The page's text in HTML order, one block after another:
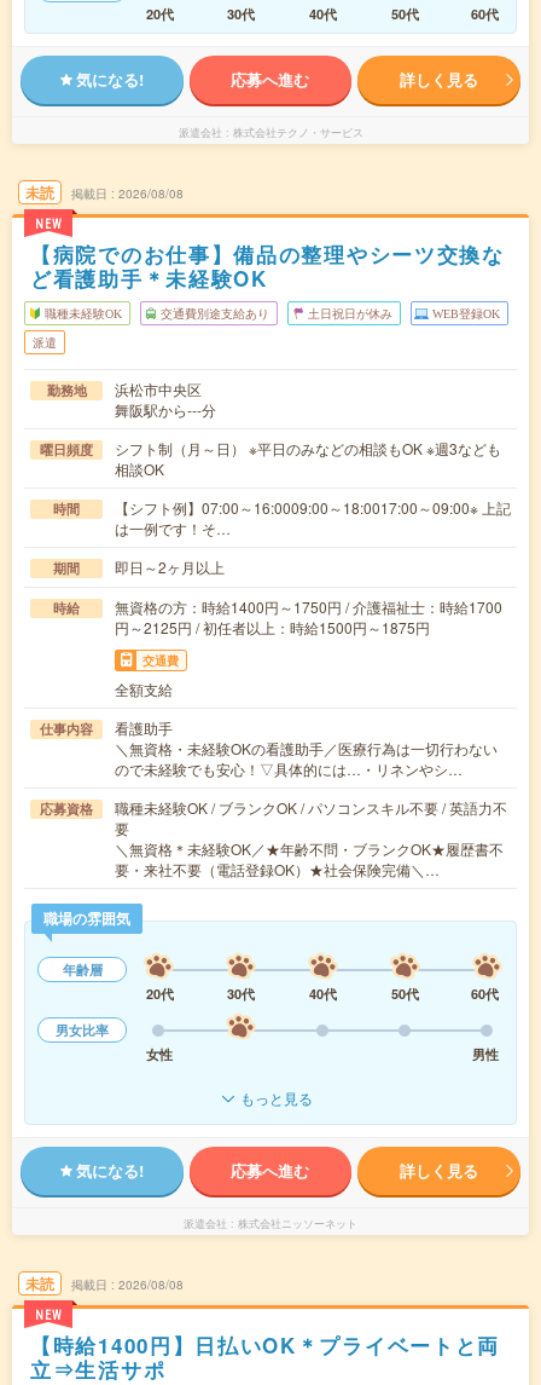
20代
30代 40代 50代 60代
気になる! 応募へ進む 詳しく見る
派遣会社 株式会社テクノ・サービス
未読
NEW
掲載日 2026/08/08
【病院でのお仕事】備品の整理やシーツ交換な
ど看護助手＊未経験OK
職種未経験OK 交通費別途支給あり 土日祝日が休み WEB登録OK
派遣
勤務地
浜松市中央区
舞阪駅から---分
曜日頻度
シフト制（月～日） ※平日のみなどの相談もOK ※週3なども
相談OK
時間
【シフト例】07:00～16:0009:00～18:0017:00～09:00※ 上記
は一例です！そ…
期間 即日～2ヶ月以上
時給
無資格の方：時給1400円～1750円 / 介護福祉士：時給1700
円～2125円 / 初任者以上：時給1500円～1875円
交通費
全額支給
仕事内容
看護助手
＼無資格・未経験OKの看護助手／医療行為は一切行わない
ので未経験でも安心！▽具体的には…・リネンやシ…
応募資格
職種未経験OK / ブランクOK / パソコンスキル不要 / 英語力不
要
＼無資格＊未経験OK／★年齢不問・ブランクOK★履歴書不
要・来社不要（電話登録OK）★社会保険完備＼…
職場の雰囲気
年齢層
20代
30代 40代 50代
60代
男女比率
女性
男性
もっと見る
気になる! 応募へ進む 詳しく見る
派遣会社 株式会社ニッソーネット
未読
NEW
掲載日 2026/08/08
【時給1400円】日払いOK＊プライベートと両
立⇒生活サポ